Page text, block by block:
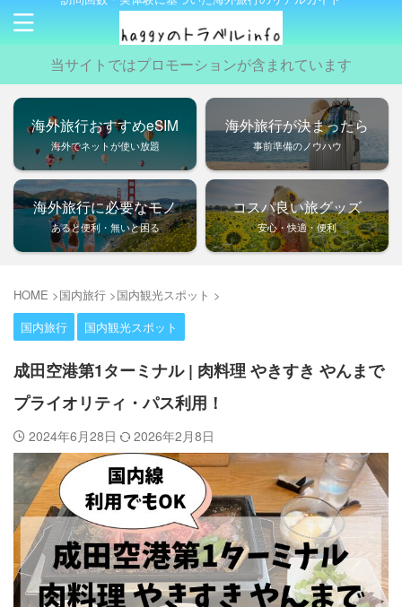
当サイトではプロモーションが含まれています
海外旅行おすすめeSIM
海外でネットが使い放題
海外旅行が決まったら
事前準備のノウハウ
海外旅行に必要なモノ
あると便利・無いと困る
コスパ良い旅グッズ
安心・快適・便利
HOME >国内旅行 >国内観光スポット >
国内旅行
国内観光スポット
成田空港第1ターミナル | 肉料理 やきすき やんまで
プライオリティ・パス利用！
2024年6月28日 2026年2月8日